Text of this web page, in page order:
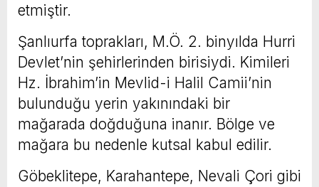
etmiştir.
Şanlıurfa toprakları, M.Ö. 2. binyılda Hurri
Devlet’nin şehirlerinden birisiydi. Kimileri
Hz. İbrahim’in Mevlid-i Halil Camii’nin
bulunduğu yerin yakınındaki bir
mağarada doğduğuna inanır. Bölge ve
mağara bu nedenle kutsal kabul edilir.
Göbeklitepe, Karahantepe, Nevali Çori gibi